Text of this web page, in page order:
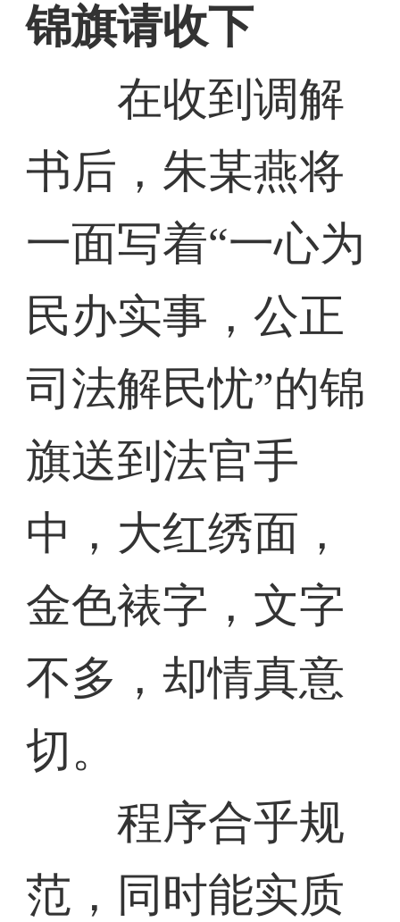
锦旗请收下
在收到调解
书后，朱某燕将
一面写着“一心为
民办实事，公正
司法解民忧”的锦
旗送到法官手
中，大红绣面，
金色裱字，文字
不多，却情真意
切。
程序合乎规
范，同时能实质